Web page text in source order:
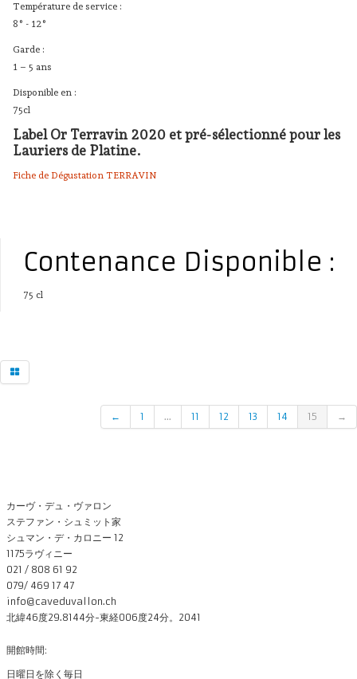
Température de service :
8° - 12°
Garde :
1 – 5 ans
Disponible en :
75cl
Label Or Terravin 2020 et pré-sélectionné pour les
Lauriers de Platine.
Fiche de Dégustation TERRAVIN
Contenance Disponible :
75 cl
← 1 ... 11 12 13 14 15 →
カーヴ・デュ・ヴァロン
ステファン・シュミット家
シュマン・デ・カロニー 12
1175ラヴィニー
021 / 808 61 92
079/ 469 17 47
info@caveduvallon.ch
北緯46度29.8144分-東経006度24分。2041
開館時間:
日曜日を除く毎日